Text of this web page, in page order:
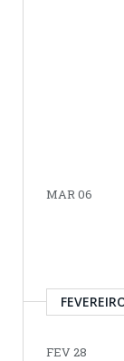
MAR 06
FEV 28